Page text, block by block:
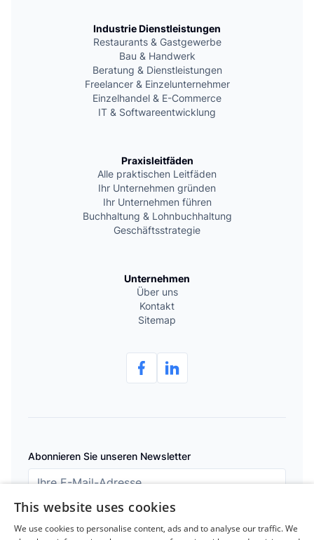
Industrie Dienstleistungen
Restaurants & Gastgewerbe
Bau & Handwerk
Beratung & Dienstleistungen
Freelancer & Einzelunternehmer
Einzelhandel & E-Commerce
IT & Softwareentwicklung
Praxisleitfäden
Alle praktischen Leitfäden
Ihr Unternehmen gründen
Ihr Unternehmen führen
Buchhaltung & Lohnbuchhaltung
Geschäftsstrategie
Unternehmen
Über uns
Kontakt
Sitemap
Abonnieren Sie unseren Newsletter
Abonnieren
This website uses cookies
We use cookies to personalise content, ads and to analyse our traffic. We